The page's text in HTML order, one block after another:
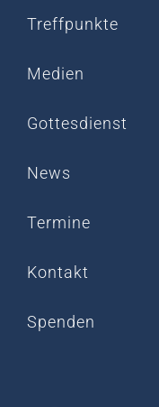
Treffpunkte
Medien
Gottesdienst
News
Termine
Kontakt
Spenden